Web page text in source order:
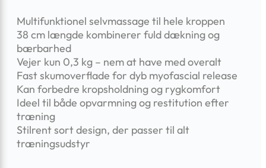
Multifunktionel selvmassage til hele kroppen
38 cm længde kombinerer fuld dækning og
bærbarhed
Vejer kun 0,3 kg – nem at have med overalt
Fast skumoverflade for dyb myofascial release
Kan forbedre kropsholdning og rygkomfort
Ideel til både opvarmning og restitution efter
træning
Stilrent sort design, der passer til alt
træningsudstyr